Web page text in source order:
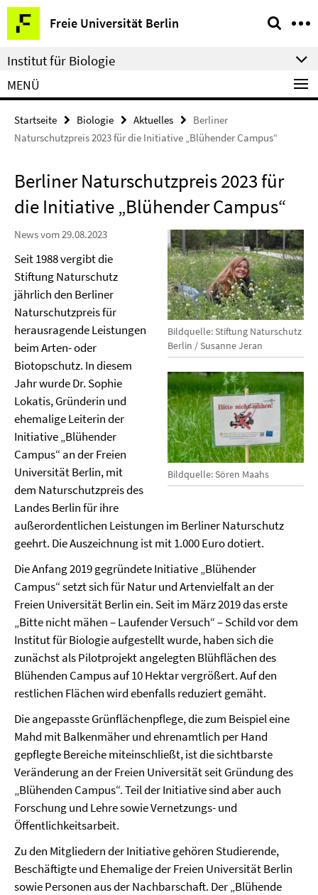
Springe
direkt
zu
Inhalt
Freie Universität Berlin
Service-
Navigation
Institut für Biologie
MENÜ
Startseite Biologie Aktuelles
Berliner
Naturschutzpreis 2023 für die Initiative „Blühender Campus“
Berliner Naturschutzpreis 2023 für
die Initiative „Blühender Campus“
Bildquelle: Stiftung Naturschutz
Berlin / Susanne Jeran
Bildquelle: Sören Maahs
News vom 29.08.2023
Seit 1988 vergibt die
Stiftung Naturschutz
jährlich den Berliner
Naturschutzpreis für
herausragende Leistungen
beim Arten- oder
Biotopschutz. In diesem
Jahr wurde Dr. Sophie
Lokatis, Gründerin und
ehemalige Leiterin der
Initiative „Blühender
Campus“ an der Freien
Universität Berlin, mit
dem Naturschutzpreis des
Landes Berlin für ihre
außerordentlichen Leistungen im Berliner Naturschutz
geehrt. Die Auszeichnung ist mit 1.000 Euro dotiert.
Die Anfang 2019 gegründete Initiative „Blühender
Campus“ setzt sich für Natur und Artenvielfalt an der
Freien Universität Berlin ein. Seit im März 2019 das erste
„Bitte nicht mähen – Laufender Versuch“ – Schild vor dem
Institut für Biologie aufgestellt wurde, haben sich die
zunächst als Pilotprojekt angelegten Blühflächen des
Blühenden Campus auf 10 Hektar vergrößert. Auf den
restlichen Flächen wird ebenfalls reduziert gemäht.
Die angepasste Grünflächenpflege, die zum Beispiel eine
Mahd mit Balkenmäher und ehrenamtlich per Hand
gepflegte Bereiche miteinschließt, ist die sichtbarste
Veränderung an der Freien Universität seit Gründung des
„Blühenden Campus“. Teil der Initiative sind aber auch
Forschung und Lehre sowie Vernetzungs- und
Öffentlichkeitsarbeit.
Zu den Mitgliedern der Initiative gehören Studierende,
Beschäftigte und Ehemalige der Freien Universität Berlin
sowie Personen aus der Nachbarschaft. Der „Blühende